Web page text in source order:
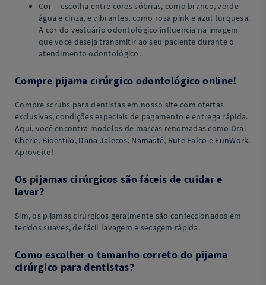
Cor – escolha entre cores sóbrias, como branco, verde-
água e cinza, e vibrantes, como rosa pink e azul turquesa.
A cor do vestuário odontológico influencia na imagem
que você deseja transmitir ao seu paciente durante o
atendimento odontológico.
Compre pijama cirúrgico odontológico online!
Compre scrubs para dentistas em nosso site com ofertas
exclusivas, condições especiais de pagamento e entrega rápida.
Aqui, você encontra modelos de marcas renomadas como Dra.
Cherie, Bioestilo, Dana Jalecos, Namastê, Rute Falco e FunWork.
Aproveite!
Os pijamas cirúrgicos são fáceis de cuidar e
lavar?
Sim, os pijamas cirúrgicos geralmente são confeccionados em
tecidos suaves, de fácil lavagem e secagem rápida.
Como escolher o tamanho correto do pijama
cirúrgico para dentistas?